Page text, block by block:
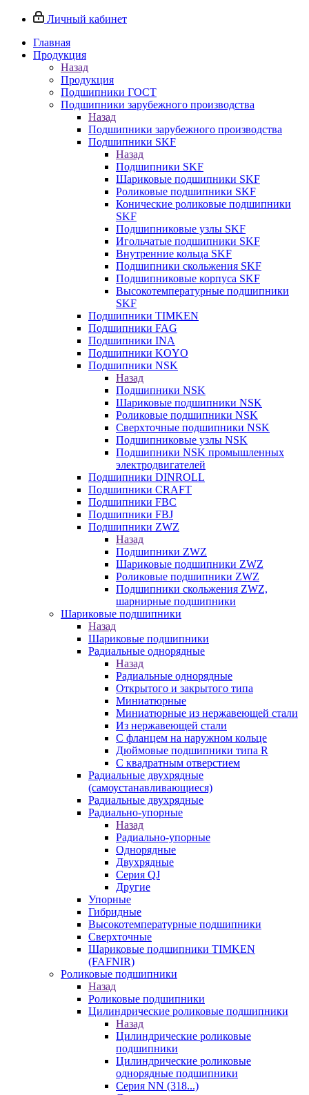
Личный кабинет
Главная
Продукция
Назад
Продукция
Подшипники ГОСТ
Подшипники зарубежного производства
Назад
Подшипники зарубежного производства
Подшипники SKF
Назад
Подшипники SKF
Шариковые подшипники SKF
Роликовые подшипники SKF
Конические роликовые подшипники
SKF
Подшипниковые узлы SKF
Игольчатые подшипники SKF
Внутренние кольца SKF
Подшипники скольжения SKF
Подшипниковые корпуса SKF
Высокотемпературные подшипники
SKF
Подшипники TIMKEN
Подшипники FAG
Подшипники INA
Подшипники KOYO
Подшипники NSK
Назад
Подшипники NSK
Шариковые подшипники NSK
Роликовые подшипники NSK
Сверхточные подшипники NSK
Подшипниковые узлы NSK
Подшипники NSK промышленных
электродвигателей
Подшипники DINROLL
Подшипники CRAFT
Подшипники FBC
Подшипники FBJ
Подшипники ZWZ
Назад
Подшипники ZWZ
Шариковые подшипники ZWZ
Роликовые подшипники ZWZ
Подшипники скольжения ZWZ,
шарнирные подшипники
Шариковые подшипники
Назад
Шариковые подшипники
Радиальные однорядные
Назад
Радиальные однорядные
Открытого и закрытого типа
Миниатюрные
Миниатюрные из нержавеющей стали
Из нержавеющей стали
С фланцем на наружном кольце
Дюймовые подшипники типа R
С квадратным отверстием
Радиальные двухрядные
(самоустанавливающиеся)
Радиальные двухрядные
Радиально-упорные
Назад
Радиально-упорные
Однорядные
Двухрядные
Серия QJ
Другие
Упорные
Гибридные
Высокотемпературные подшипники
Сверхточные
Шариковые подшипники TIMKEN
(FAFNIR)
Роликовые подшипники
Назад
Роликовые подшипники
Цилиндрические роликовые подшипники
Назад
Цилиндрические роликовые
подшипники
Цилиндрические роликовые
однорядные подшипники
Серия NN (318...)